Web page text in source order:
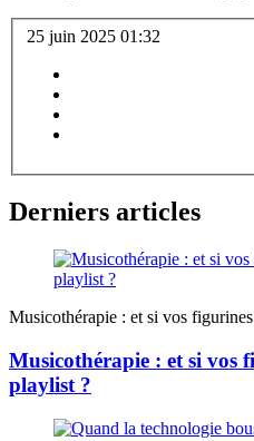
25 juin 2025 01:32
Derniers articles
Musicothérapie : et si vos
Musicothérapie : et si vos
playlist ?